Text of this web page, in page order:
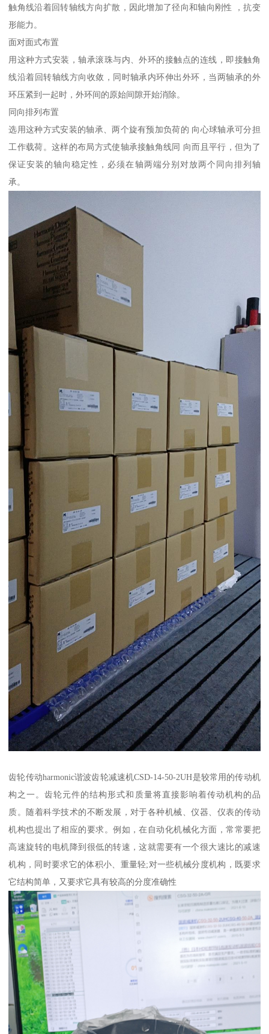
触角线沿着回转轴线方向扩散，因此增加了径向和轴向刚性 ，抗变
形能力。
面对面式布置
用这种方式安装，轴承滚珠与内、外环的接触点的连线，即接触角
线沿着回转轴线方向收敛，同时轴承内环伸出外环，当两轴承的外
环压紧到一起时，外环间的原始间隙开始消除。
同向排列布置
选用这种方式安装的轴承、两个旋有预加负荷的 向心球轴承可分担
工作载荷。这样的布局方式使轴承接触角线同 向而且平行，但为了
保证安装的轴向稳定性，必须在轴两端分别对放两个同向排列轴
承。
齿轮传动harmonic谐波齿轮减速机CSD-14-50-2UH是较常用的传动机
构之一。齿轮元件的结构形式和质量将直接影响着传动机构的品
质。随着科学技术的不断发展，对于各种机械、仪器、仪表的传动
机构也提出了相应的要求。例如，在自动化机械化方面，常常要把
高速旋转的电机降到很低的转速，这就需要有一个很大速比的减速
机构，同时要求它的体积小、重量轻;对一些机械分度机构，既要求
它结构简单，又要求它具有较高的分度准确性